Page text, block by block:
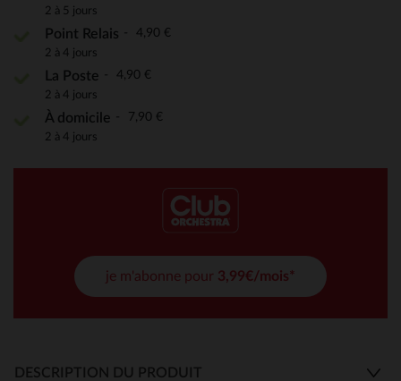
2 à 5 jours
Point Relais 4,90 €
2 à 4 jours
La Poste 4,90 €
2 à 4 jours
À domicile 7,90 €
2 à 4 jours
je m'abonne pour 3,99€/mois*
DESCRIPTION DU PRODUIT